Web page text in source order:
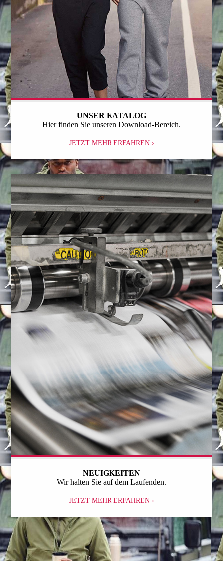
UNSER KATALOG
Hier finden Sie unseren Download-Bereich.
JETZT MEHR ERFAHREN ›
NEUIGKEITEN
Wir halten Sie auf dem Laufenden.
JETZT MEHR ERFAHREN ›